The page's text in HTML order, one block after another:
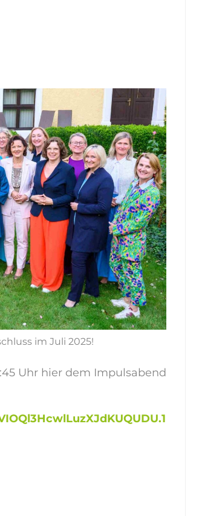
im Juli 2025!
Uhr hier dem Impulsabend